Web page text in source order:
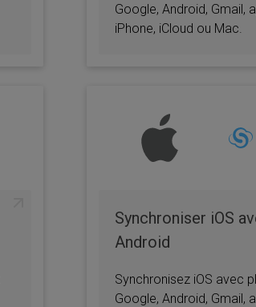
Google, Android, Gmail,
iPhone, iCloud ou Mac.
Synchroniser iOS
Android
Synchronisez iOS avec
Google, Android, Gmail,